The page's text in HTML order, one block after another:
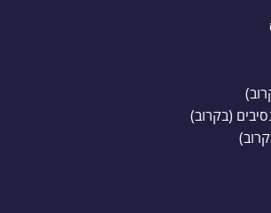
(בקרוב)